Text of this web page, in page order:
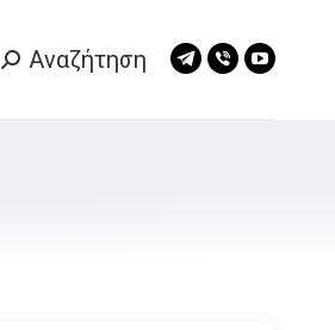
Search:
Αναζήτηση
Telegram
Viber